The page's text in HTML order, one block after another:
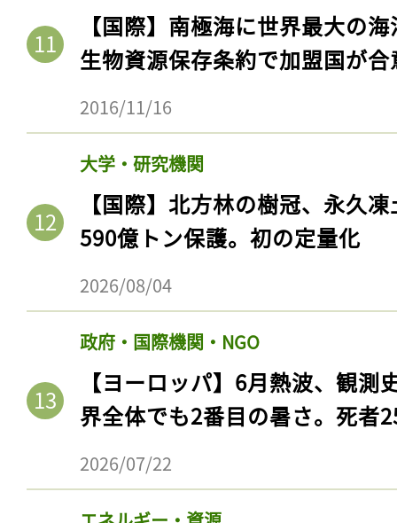
【国際】南極海に世界最大の
生物資源保存条約で加盟国が合
2016/11/16
大学・研究機関
【国際】北方林の樹冠、永久
590億トン保護。初の定量化
2026/08/04
政府・国際機関・NGO
【ヨーロッパ】6月熱波、観
界全体でも2番目の暑さ。死者
2026/07/22